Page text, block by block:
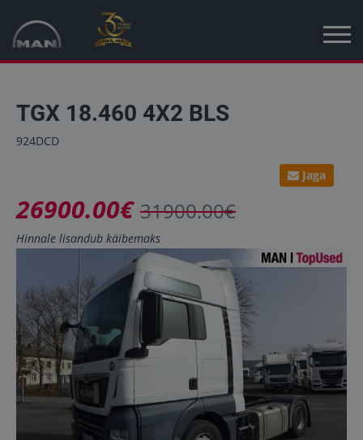
Kampaania
Kasutatud sõidukid
Uudised
MAN Truck & Bus Eesti
MAN Topused Euroopa
Töökojad
TGX 18.460 4X2 BLS
924DCD
Jaga
26900.00€ 31900.00€
Hinnale lisandub käibemaks